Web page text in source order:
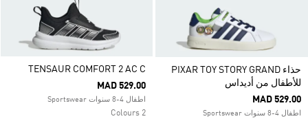
حذاء PIXAR TOY STORY GRAND
للأطفال من أديداس
MAD 529.00
اطفال 4-8 سنوات Sportswear
TENSAUR COMFORT 2 AC C
MAD 529.00
اطفال 4-8 سنوات Sportswear
2 Colours